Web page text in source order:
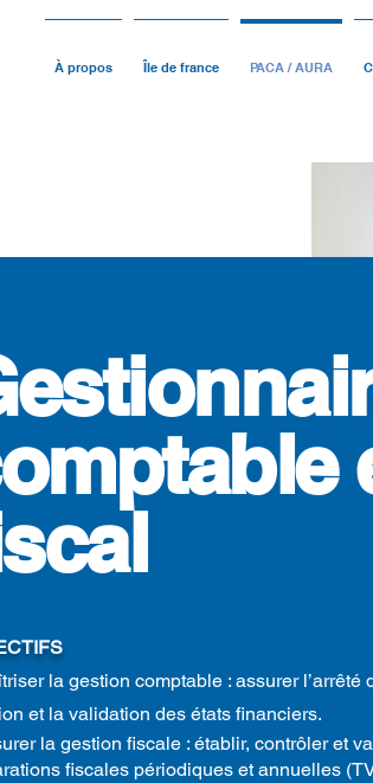
À propos Île de france PACA / AURA
la gestion comptable : assurer l’arrêté
et la validation des états financiers.
la gestion fiscale : établir, contrôler et
fiscales périodiques et annuelles